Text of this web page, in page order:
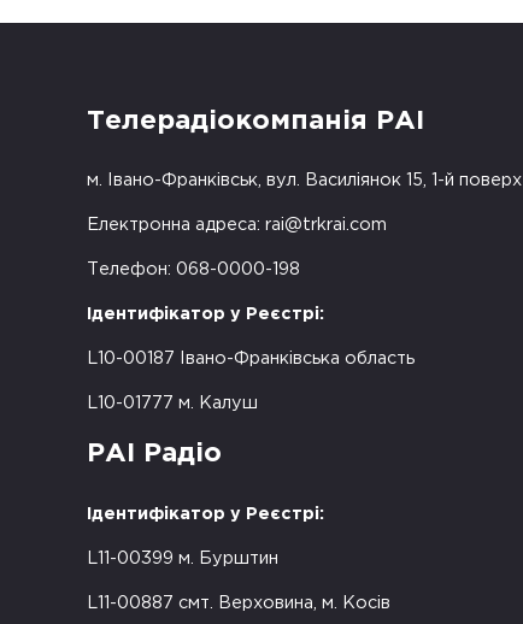
Телерадіокомпанія РАІ
м. Івано-Франківськ, вул. Василіянок 15, 1-й поверх
Електронна адреса: rai@trkrai.com
Телефон: 068-0000-198
Ідентифікатор у Реєстрі:
L10-00187 Івано-Франківська область
L10-01777 м. Калуш
РАІ Радіо
Ідентифікатор у Реєстрі:
L11-00399 м. Бурштин
L11-00887 смт. Верховина, м. Косів